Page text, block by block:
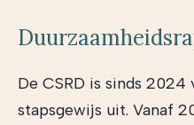
De CSRD is sinds
stapsgewijs uit. Vanaf